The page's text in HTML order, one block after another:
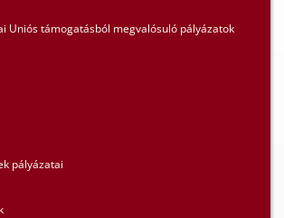
Uniós támogatásból megvalósuló pályázatok
pályázatai